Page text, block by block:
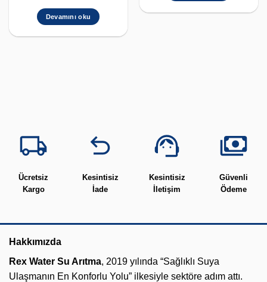
Devamını oku
Ücretsiz
Kargo
Kesintisiz
İade
Kesintisiz
İletişim
Güvenli
Ödeme
Hakkımızda
Rex Water Su Arıtma, 2019 yılında “Sağlıklı Suya
Ulaşmanın En Konforlu Yolu” ilkesiyle sektöre adım attı.